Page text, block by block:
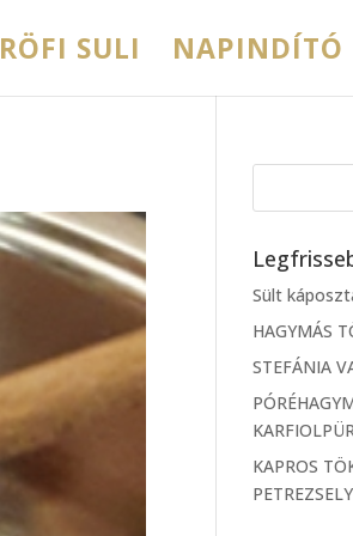
RÖFI SULI NAPINDÍTÓ
Sült
HAGYMÁS
STEFÁNIA
KAPROS